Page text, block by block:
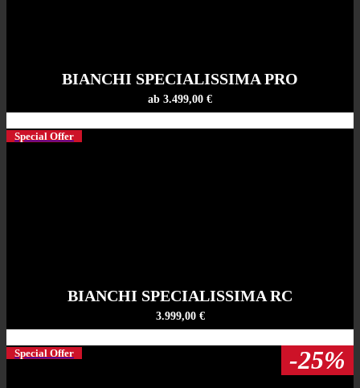
BIANCHI SPECIALISSIMA PRO
ab 3.499,00 €
Special Offer
BIANCHI SPECIALISSIMA RC
3.999,00 €
Special Offer -25%